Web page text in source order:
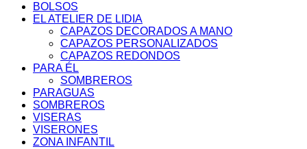
BOLSOS
EL ATELIER DE LIDIA
CAPAZOS DECORADOS A MANO
CAPAZOS PERSONALIZADOS
CAPAZOS REDONDOS
PARA ÉL
SOMBREROS
PARAGUAS
SOMBREROS
VISERAS
VISERONES
ZONA INFANTIL